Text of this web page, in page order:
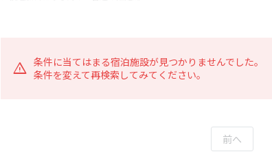
条件に当てはまる宿泊施設が見つかりませんでした。
条件を変えて再検索してみてください。